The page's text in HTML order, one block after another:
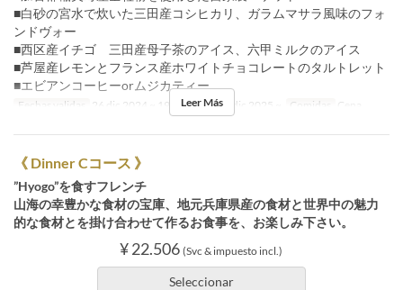
■白砂の宮水で炊いた三田産コシヒカリ、ガラムマサラ風味のフォ
ンドヴォー
■西区産イチゴ 三田産母子茶のアイス、六甲ミルクのアイス
■芦屋産レモンとフランス産ホワイトチョコレートのタルトレット
■エビアンコーヒーorムジカティー
Fechas validas 26 dic 2024 ~ 19 dic 2025, 26 dic 2025 ~ Comidas Cena
Leer Más
《 Dinner Cコース 》
”Hyogo”を食すフレンチ
山海の幸豊かな食材の宝庫、地元兵庫県産の食材と世界中の魅力
的な食材とを掛け合わせて作るお食事を、お楽しみ下さい。
¥ 22.506 (Svc & impuesto incl.)
Seleccionar